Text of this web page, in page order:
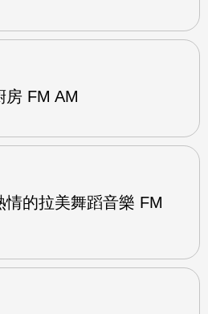
房 FM AM
情的拉美舞蹈音樂 FM